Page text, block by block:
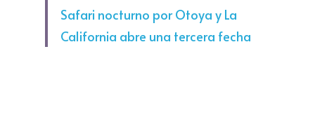
Safari nocturno por Otoya y La
California abre una tercera fecha